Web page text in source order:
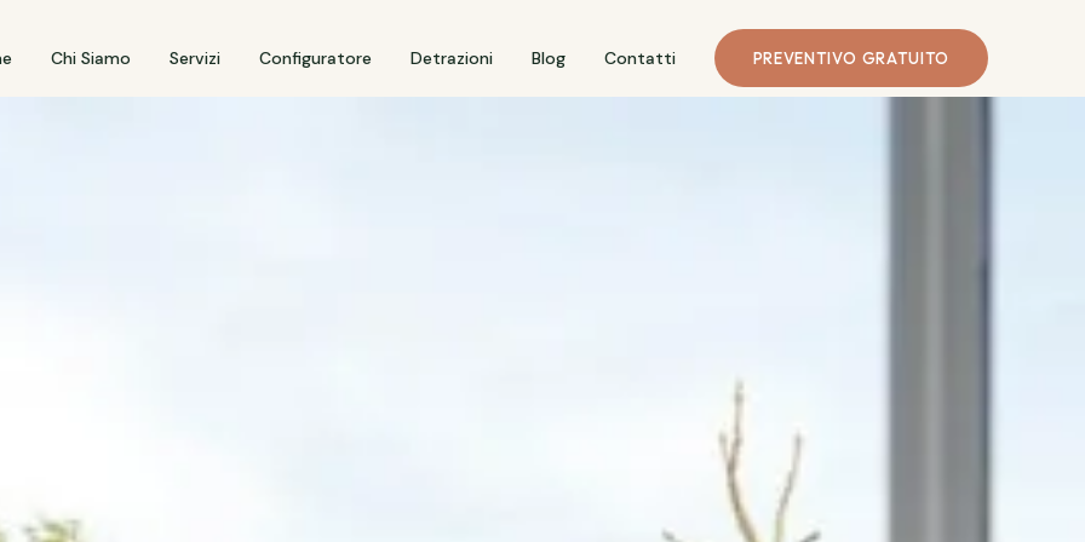
Chi Siamo Servizi Configuratore Detrazioni Blog Contatti PREVENTIVO GRATUITO